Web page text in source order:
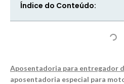
Índice do Conteúdo:
Aposentadoria para entregador
aposentadoria especial para